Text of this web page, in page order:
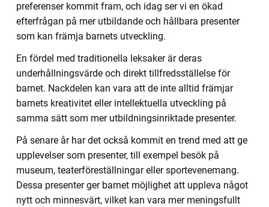
preferenser kommit fram, och idag ser vi en ökad
efterfrågan på mer utbildande och hållbara presenter
som kan främja barnets utveckling.
En fördel med traditionella leksaker är deras
underhållningsvärde och direkt tillfredsställelse för
barnet. Nackdelen kan vara att de inte alltid främjar
barnets kreativitet eller intellektuella utveckling på
samma sätt som mer utbildningsinriktade presenter.
På senare år har det också kommit en trend med att ge
upplevelser som presenter, till exempel besök på
museum, teaterföreställningar eller sportevenemang.
Dessa presenter ger barnet möjlighet att uppleva något
nytt och minnesvärt, vilket kan vara mer meningsfullt